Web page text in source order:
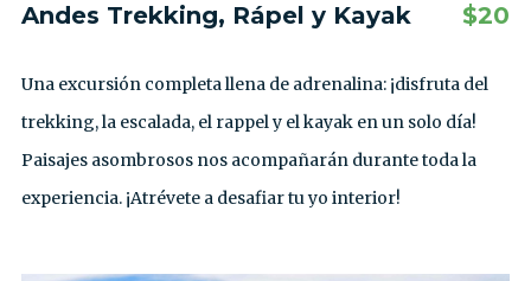
Andes Trekking, Rápel y Kayak $20
Una excursión completa llena de adrenalina: ¡disfruta del
trekking, la escalada, el rappel y el kayak en un solo día!
Paisajes asombrosos nos acompañarán durante toda la
experiencia. ¡Atrévete a desafiar tu yo interior!